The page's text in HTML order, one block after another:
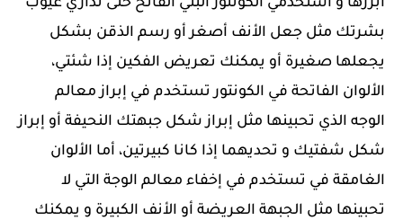
أبرزها و استخدمي الكونتور البني الفاتح حتى تداري عيوب
بشرتك مثل جعل الأنف أصغر أو رسم الذقن بشكل
يجعلها صغيرة أو يمكنك تعريض الفكين إذا شئتي،
الألوان الفاتحة في الكونتور تستخدم في إبراز معالم
الوجه الذي تحبينها مثل إبراز شكل جبهتك النحيفة أو إبراز
شكل شفتيك و تحديهما إذا كانا كبيرتين، أما الألوان
الغامقة في تستخدم في إخفاء معالم الوجة التي لا
تحبينها مثل الجبهة العريضة أو الأنف الكبيرة و يمكنك